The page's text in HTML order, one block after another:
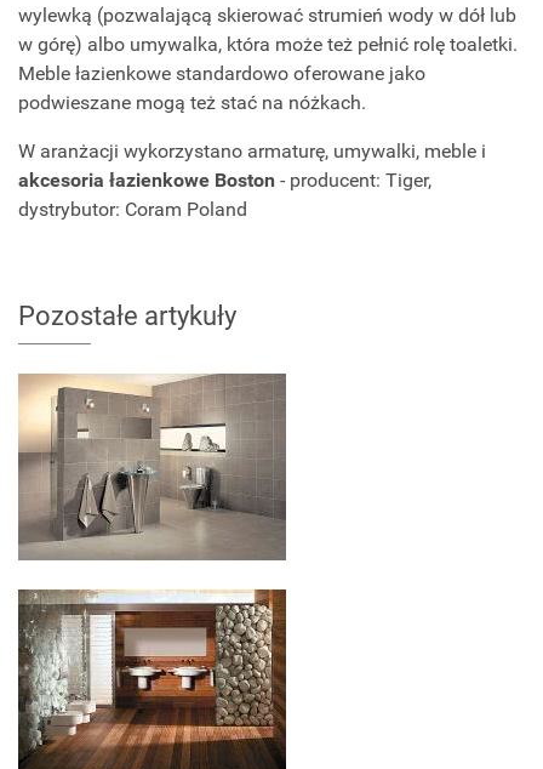
wylewką (pozwalającą skierować strumień wody w dół lub
w górę) albo umywalka, która może też pełnić rolę toaletki.
Meble łazienkowe standardowo oferowane jako
podwieszane mogą też stać na nóżkach.
W aranżacji wykorzystano armaturę, umywalki, meble i
akcesoria łazienkowe Boston - producent: Tiger,
dystrybutor: Coram Poland
Pozostałe artykuły